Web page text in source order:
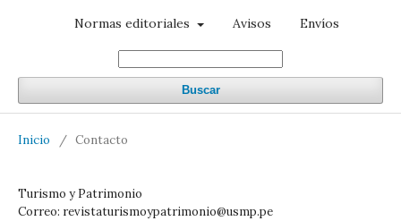
Normas editoriales Avisos Envíos
Buscar
Inicio / Contacto
Turismo y Patrimonio
Correo: revistaturismoypatrimonio@usmp.pe